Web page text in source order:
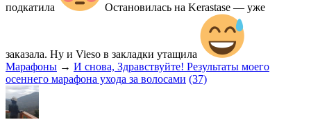
подкатила Остановилась на Kerastase — уже
заказала. Ну и Vieso в закладки утащила
Марафоны → И снова, Здравствуйте! Результаты моего
осеннего марафона ухода за волосами (37)